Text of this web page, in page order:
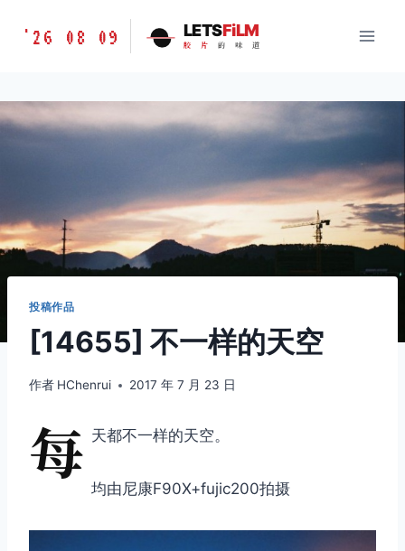
胶
味
道
'26 08 09 LETSFiLM
胶 片 的 味 道
投稿作品
[14655] 不一样的天空
作者 HChenrui 2017 年 7 月 23 日
每 天都不一样的天空。
均由尼康F90X+fujic200拍摄